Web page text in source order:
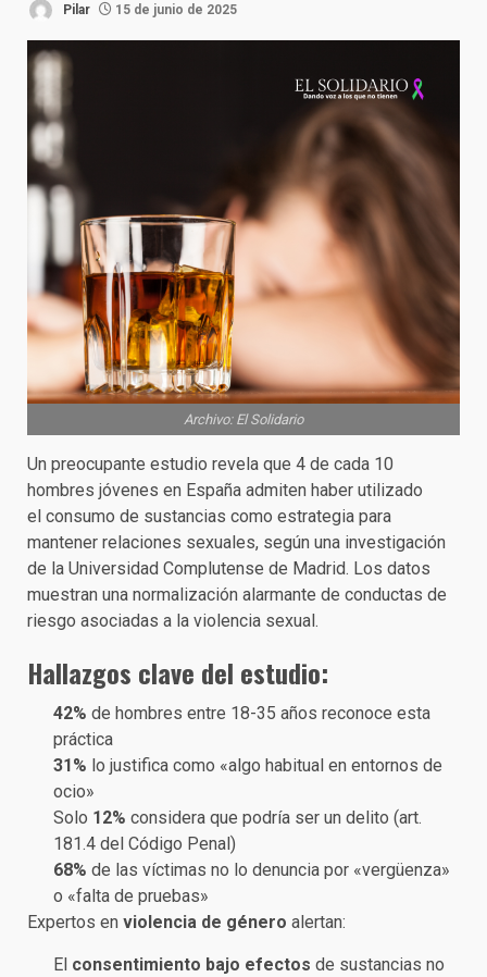
Pilar 15 de junio de 2025
Archivo: El Solidario
Un preocupante estudio revela que 4 de cada 10
hombres jóvenes en España admiten haber utilizado
el consumo de sustancias como estrategia para
mantener relaciones sexuales, según una investigación
de la Universidad Complutense de Madrid. Los datos
muestran una normalización alarmante de conductas de
riesgo asociadas a la violencia sexual.
Hallazgos clave del estudio:
42% de hombres entre 18-35 años reconoce esta
práctica
31% lo justifica como «algo habitual en entornos de
ocio»
Solo 12% considera que podría ser un delito (art.
181.4 del Código Penal)
68% de las víctimas no lo denuncia por «vergüenza»
o «falta de pruebas»
Expertos en violencia de género alertan:
El consentimiento bajo efectos de sustancias no